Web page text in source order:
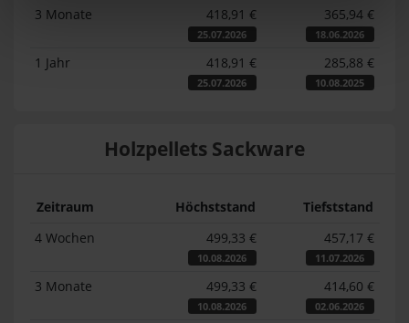
3 Monate 418,91 €
25.07.2026
365,94 €
18.06.2026
1 Jahr 418,91 €
25.07.2026
285,88 €
10.08.2025
Holzpellets Sackware
Zeitraum Höchststand
Tiefststand
4 Wochen
499,33 €
10.08.2026
457,17 €
11.07.2026
3 Monate 499,33 €
10.08.2026
414,60 €
02.06.2026